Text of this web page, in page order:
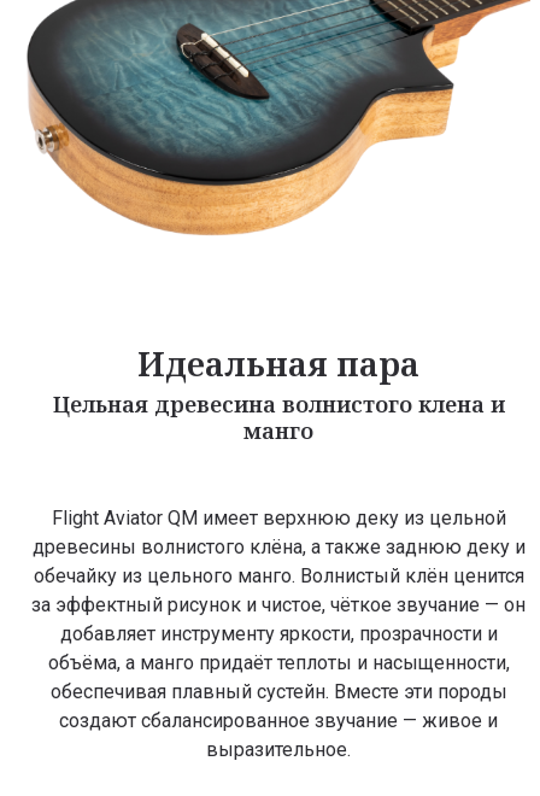
Идеальная пара
Цельная древесина волнистого клена и
манго
Flight Aviator QM имеет верхнюю деку из цельной
древесины волнистого клёна, а также заднюю деку и
обечайку из цельного манго. Волнистый клён ценится
за эффектный рисунок и чистое, чёткое звучание — он
добавляет инструменту яркости, прозрачности и
объёма, а манго придаёт теплоты и насыщенности,
обеспечивая плавный сустейн. Вместе эти породы
создают сбалансированное звучание — живое и
выразительное.